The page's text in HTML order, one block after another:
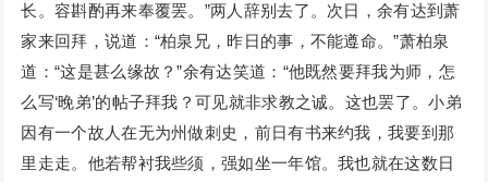
长。容斟酌再来奉覆罢。”两人辞别去了。次日，余有达到萧
家来回拜，说道：“柏泉兄，昨日的事，不能遵命。”萧柏泉
道：“这是甚么缘故？”余有达笑道：“他既然要拜我为师，怎
么写‘晚弟’的帖子拜我？可见就非求教之诚。这也罢了。小弟
因有一个故人在无为州做刺史，前日有书来约我，我要到那
里走走。他若帮衬我些须，强如坐一年馆。我也就在这数日